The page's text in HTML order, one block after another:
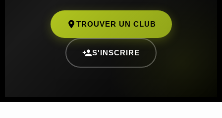
TROUVER UN CLUB
S'INSCRIRE